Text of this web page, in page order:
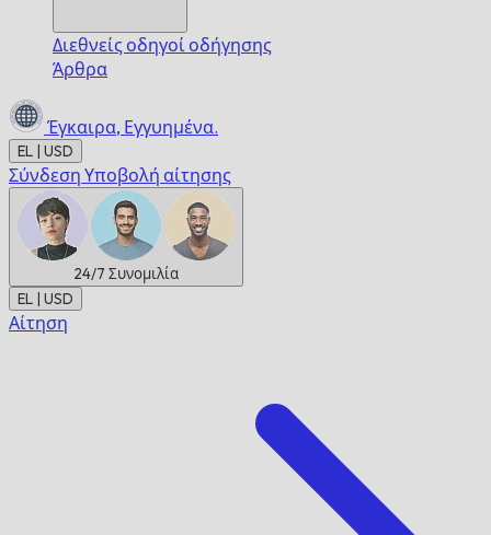
Διεθνείς οδηγοί οδήγησης
Άρθρα
Έγκαιρα, Εγγυημένα.
EL | USD
Σύνδεση Υποβολή αίτησης
24/7 Συνομιλία
EL | USD
Αίτηση